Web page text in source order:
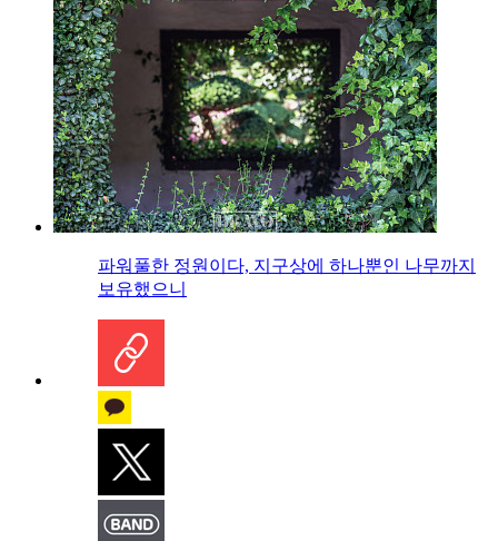
파워풀한 정원이다, 지구상에 하나뿐인 나무까지
보유했으니